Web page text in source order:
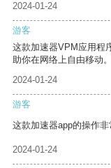
2024-01-24
游客
这款加速器VPM应用程
助你在网络上自由移动。
2024-01-24
游客
这款加速器app的操作
2024-01-24